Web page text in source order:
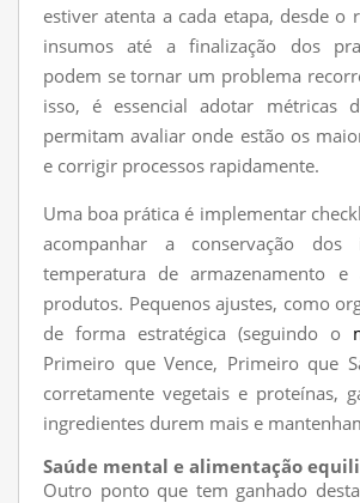
estiver atenta a cada etapa, desde o
insumos até a finalização dos
podem se tornar um problema
isso, é essencial adotar métricas
permitam avaliar onde estão os
e corrigir processos rapidamente.
Uma boa prática é implementar
acompanhar a conservação dos
temperatura de armazenamento
produtos. Pequenos ajustes, como
de forma estratégica (seguindo o
Primeiro que Vence, Primeiro que
corretamente vegetais e proteínas,
ingredientes durem mais e
Saúde mental e alimentação
Outro ponto que tem ganhado